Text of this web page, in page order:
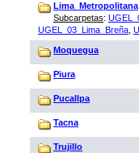
Lima_Metropolitana
Subcarpetas:
UGEL_03_Lima_Breña
Moquegua
Piura
Pucallpa
Tacna
Trujillo